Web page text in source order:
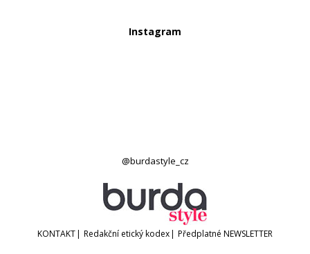
Instagram
@burdastyle_cz
KONTAKT| Redakční etický kodex| Předplatné NEWSLETTER